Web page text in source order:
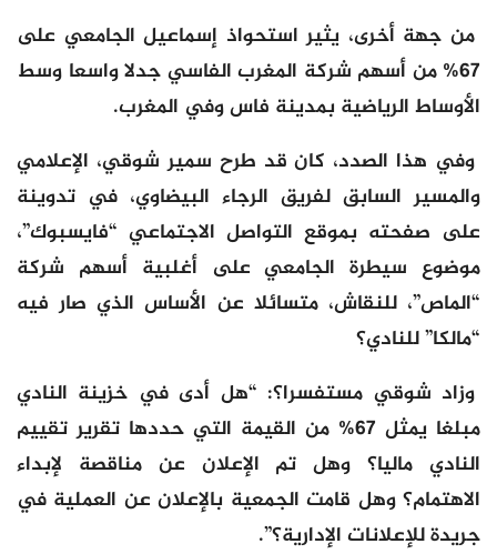
من جهة أخرى، يثير استحواذ إسماعيل الجامعي على
67% من أسهم شركة المغرب الفاسي جدلا واسعا وسط
الأوساط الرياضية بمدينة فاس وفي المغرب.
وفي هذا الصدد، كان قد طرح سمير شوقي، الإعلامي
والمسير السابق لفريق الرجاء البيضاوي، في تدوينة
على صفحته بموقع التواصل الاجتماعي “فايسبوك”،
موضوع سيطرة الجامعي على أغلبية أسهم شركة
“الماص”، للنقاش، متسائلا عن الأساس الذي صار فيه
“مالكا” للنادي؟
وزاد شوقي مستفسرا؟: “هل أدى في خزينة النادي
مبلغا يمثل 67% من القيمة التي حددها تقرير تقييم
النادي ماليا؟ وهل تم الإعلان عن مناقصة لإبداء
الاهتمام؟ وهل قامت الجمعية بالإعلان عن العملية في
جريدة للإعلانات الإدارية؟”.